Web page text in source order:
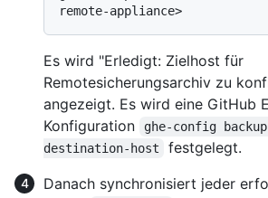
Es wird "Erledigt: Zielhost für
Remotesicherungsarchiv zu
angezeigt. Es wird eine GitHub
Konfiguration
ghe-config
destination-host
festgelegt.
Danach synchronisiert jeder